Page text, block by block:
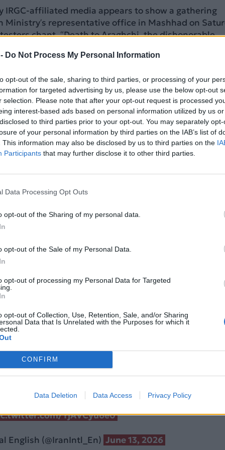
Do Not Process My Personal Information
opt-out of the sale, sharing to third parties, or processing of your
for targeted advertising by us, please use the below opt-out
selection. Please note that after your opt-out request is processed
interest-based ads based on personal information utilized by us
to third parties prior to your opt-out. You may separately
of your personal information by third parties on the IAB’s list of
This information may also be disclosed by us to third parties on the
Participants that may further disclose it to other third parties.
Data Processing Opt Outs
opt-out of the Sharing of my personal data.
opt-out of the Sale of my Personal Data.
opt-out of processing my Personal Data for Targeted
opt-out of Collection, Use, Retention, Sale, and/or Sharing
Data that Is Unrelated with the Purposes for which it
CONFIRM
Data Deletion Data Access Privacy Policy
IRGC-affiliated media appears to show a gathering
Ministry’s representative office in Mashhad on
chant, “Death to Araghchi, the dishonorable
been…pic.twitter.com/VlhvUiCFmA
English (@IranIntl_En) June 13, 2026
Ντόναλντ Τραμπ, αλλά και ο πρωθυπουργός του
ανέφεραν χθες Σάββατο πως η υπογραφή
τον τερματισμό του πολέμου έχει
Εξωτερικών διέψευσε πως αναμένεται η
Κυριακή (14.06.2026), εκφράζοντας πάντως
γίνει «τις προσεχείς ημέρες».
supporters of the Islamic Republic urged Parliament
Bagher Ghalibaf and Foreign Minister Abbas
they have offered too many concessions to
TjAVCyu6e0
English (@IranIntl_En) June 13, 2026